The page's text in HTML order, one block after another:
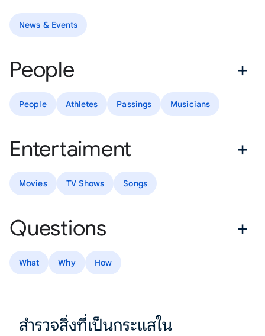
News & Events
People
People Athletes Passings Musicians
Entertaiment
Movies TV Shows Songs
Questions
What Why How
สำรวจสิ่งที่เป็นกระแสใน